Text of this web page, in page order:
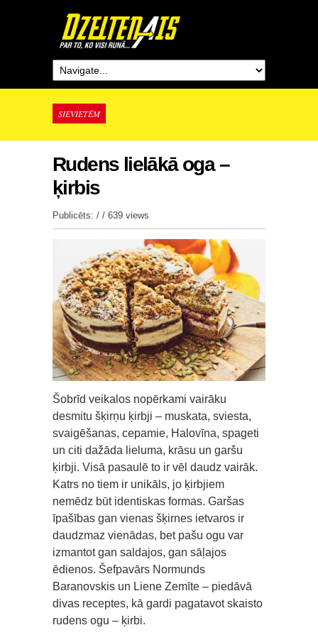
SIEVIETĒM
Rudens lielākā oga –
ķirbis
Publicēts: / / 639 views
Šobrīd veikalos nopērkami vairāku
desmitu šķirņu ķirbji – muskata, sviesta,
svaigēšanas, cepamie, Halovīna, spageti
un citi dažāda lieluma, krāsu un garšu
ķirbji. Visā pasaulē to ir vēl daudz vairāk.
Katrs no tiem ir unikāls, jo ķirbjiem
nemēdz būt identiskas formas. Garšas
īpašības gan vienas šķirnes ietvaros ir
daudzmaz vienādas, bet pašu ogu var
izmantot gan saldajos, gan sāļajos
ēdienos. Šefpavārs Normunds
Baranovskis un Liene Zemīte – piedāvā
divas receptes, kā gardi pagatavot skaisto
rudens ogu – ķirbi.